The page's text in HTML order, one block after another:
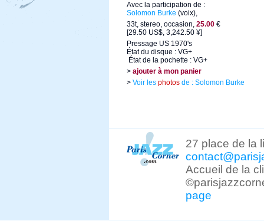
Avec la participation de :
Solomon Burke (voix),
33t, stereo, occasion, 25.00 €
[29.50 US$, 3,242.50 ¥]
Pressage US 1970's
État du disque : VG+
État de la pochette : VG+
> ajouter à mon panier
> Voir les photos de : Solomon Burke
27 place de la
Accueil de la
page